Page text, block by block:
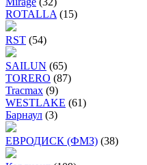
ROTALLA (15)
RST (54)
SAILUN (65)
TORERO (87)
Tracmax (9)
WESTLAKE (61)
Барнаул (3)
ЕВРОДИСК (ФМЗ) (38)